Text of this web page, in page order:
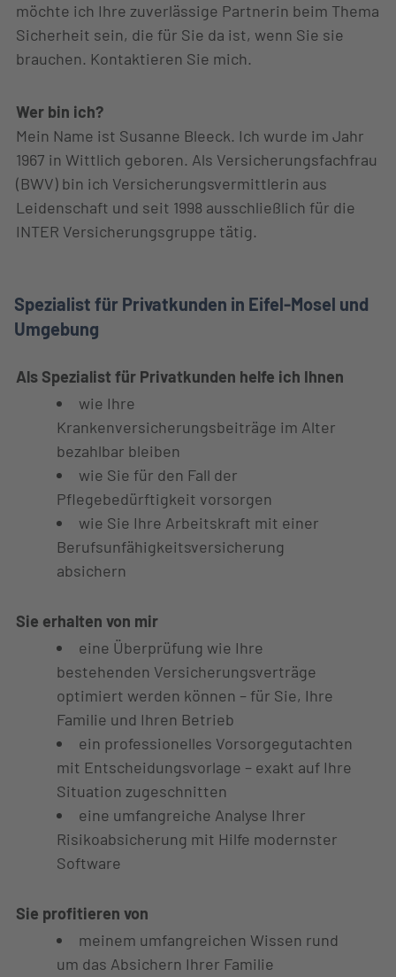
möchte ich Ihre zuverlässige Partnerin beim Thema
Sicherheit sein, die für Sie da ist, wenn Sie sie
brauchen. Kontaktieren Sie mich.
Wer bin ich?
Mein Name ist Susanne Bleeck. Ich wurde im Jahr
1967 in Wittlich geboren. Als Versicherungsfachfrau
(BWV) bin ich Versicherungsvermittlerin aus
Leidenschaft und seit 1998 ausschließlich für die
INTER Versicherungsgruppe tätig.
Spezialist für Privatkunden in Eifel-Mosel und
Umgebung
Als Spezialist für Privatkunden helfe ich Ihnen
wie Ihre
Krankenversicherungsbeiträge im Alter
bezahlbar bleiben
wie Sie für den Fall der
Pflegebedürftigkeit vorsorgen
wie Sie Ihre Arbeitskraft mit einer
Berufsunfähigkeitsversicherung
absichern
Sie erhalten von mir
eine Überprüfung wie Ihre
bestehenden Versicherungsverträge
optimiert werden können – für Sie, Ihre
Familie und Ihren Betrieb
ein professionelles Vorsorgegutachten
mit Entscheidungsvorlage – exakt auf Ihre
Situation zugeschnitten
eine umfangreiche Analyse Ihrer
Risikoabsicherung mit Hilfe modernster
Software
Sie profitieren von
meinem umfangreichen Wissen rund
um das Absichern Ihrer Familie